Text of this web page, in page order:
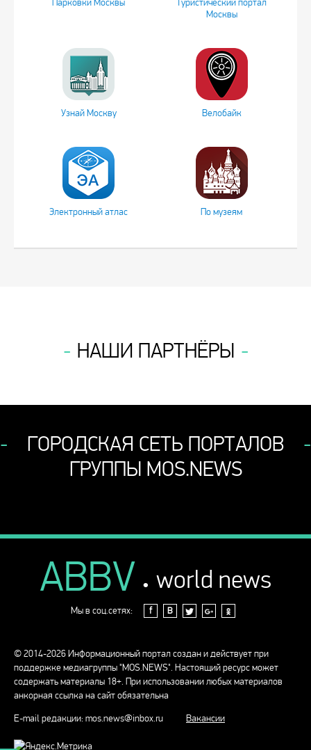
Парковки Москвы
Туристический портал
Москвы
Узнай Москву Велобайк
Электронный атлас По музеям
НАШИ ПАРТНЁРЫ
ГОРОДСКАЯ СЕТЬ ПОРТАЛОВ
ГРУППЫ MOS.NEWS
ABBV . world news
Мы в соц.сетях: f В
© 2014-2026 Информационный портал создан и действует при
поддержке медиагруппы "MOS.NEWS". Настоящий ресурс может
содержать материалы 18+. При использовании любых материалов
анкорная ссылка на сайт обязательна
E-mail редакции:mos.news@inbox.ru Вакансии